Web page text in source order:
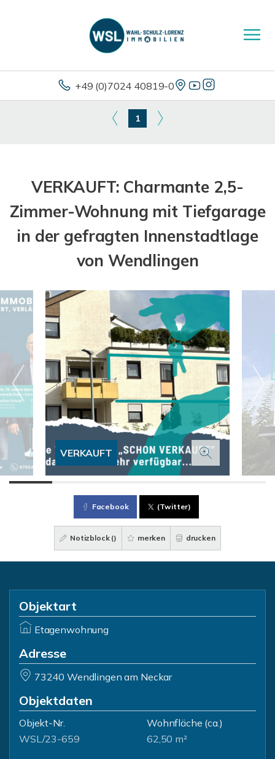
+49 (0)7024 40819-0
1
VERKAUFT: Charmante 2,5-
Zimmer-Wohnung mit Tiefgarage
in der gefragten Innenstadtlage
von Wendlingen
VERKAUFT
Facebook (Twitter)
Notizblock () merken drucken
Objektart
Etagenwohnung
Adresse
73240 Wendlingen am Neckar
Objektdaten
Objekt-Nr.
WSL/23-659
Wohnfläche (ca.)
62,50 m²